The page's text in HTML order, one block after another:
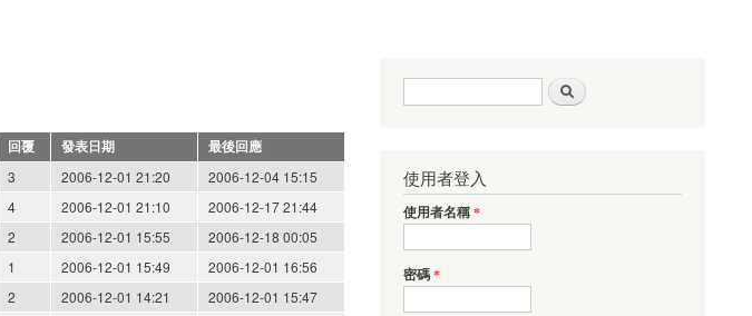
回覆 發表日期
最後回應
3 2006-12-01 21:20
2006-12-04 15:15
4 2006-12-01 21:10
2006-12-17 21:44
2 2006-12-01 15:55
2006-12-18 00:05
1 2006-12-01 15:49
2006-12-01 16:56
2 2006-12-01 14:21
2006-12-01 15:47
搜尋表單
使用者登入
使用者名稱*
密碼*